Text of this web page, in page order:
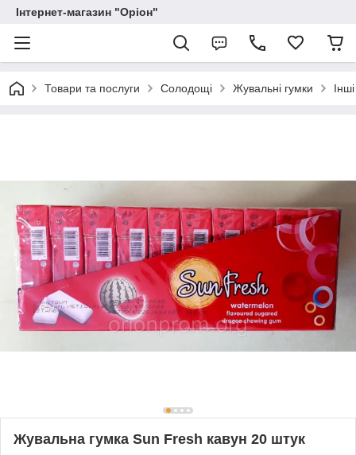
Інтернет-магазин "Оріон"
Товари та послуги Солодощі Жувальні гумки Інші
Жувальна гумка Sun Fresh кавун 20 штук